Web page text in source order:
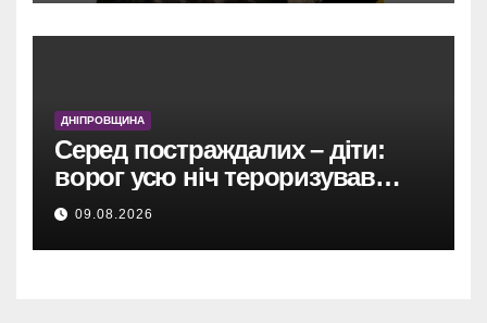
ДНІПРОВЩИНА
Серед постраждалих – діти:
ворог усю ніч тероризував
Дніпропетровщину
безпілотниками, артилерією та
авіабомбою.
09.08.2026